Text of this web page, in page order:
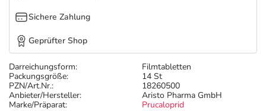
Darreichungsform:
Filmtabletten
Packungsgröße:
14 St
PZN/Art.Nr.:
18260500
Anbieter/Hersteller:
Aristo Pharma GmbH
Marke/Präparat:
Prucaloprid
Sichere Zahlung
Geprüfter Shop